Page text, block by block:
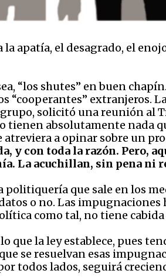
apatía, el desagrado, el
“los shutes” en buen
“cooperantes” extranjeros.
solicitó una reunión al
tienen absolutamente nada
a opinar sobre un
y con toda la razón. Pero,
La acuchillan, sin pena ni
que sale en los
o no. Las impugnaciones
como tal, no tiene
que la ley establece, pues
se resuelvan esas
todos lados, seguirá